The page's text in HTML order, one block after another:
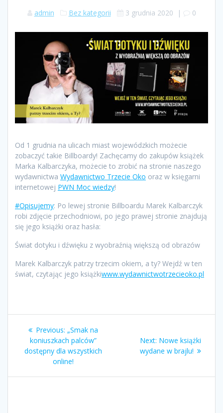
admin Bez kategorii 3 grudnia 2020 | 0
Od 1 grudnia na ulicach miast wojewódzkich możecie
zobaczyć takie Billboardy! Zachęcamy do zakupów książek
Marka Kalbarczyka, możecie to zrobić na stronie naszego
wydawnictwa Wydawnictwo Trzecie Oko oraz w księgarni
internetowej PWN Moc wiedzy!
#Opisujemy: Po lewej stronie Billboardu Marek Kalbarczyk
robi zdjęcie przechodniowi, po jego prawej stronie znajdują
się jego książki oraz hasła:
Świat dotyku i dźwięku z wyobraźnią większą od obrazów
Marek Kalbarczyk patrzy trzecim okiem, a ty? Wejdź w ten
świat, czytając jego książkiwww.wydawnictwotrzecieoko.pl
Nawigacja
wpisu
Previous: Previous
post:
„Smak na
koniuszkach palców”
dostępny dla wszystkich
online!
Next: Next
post:
Nowe książki
wydane w brajlu!